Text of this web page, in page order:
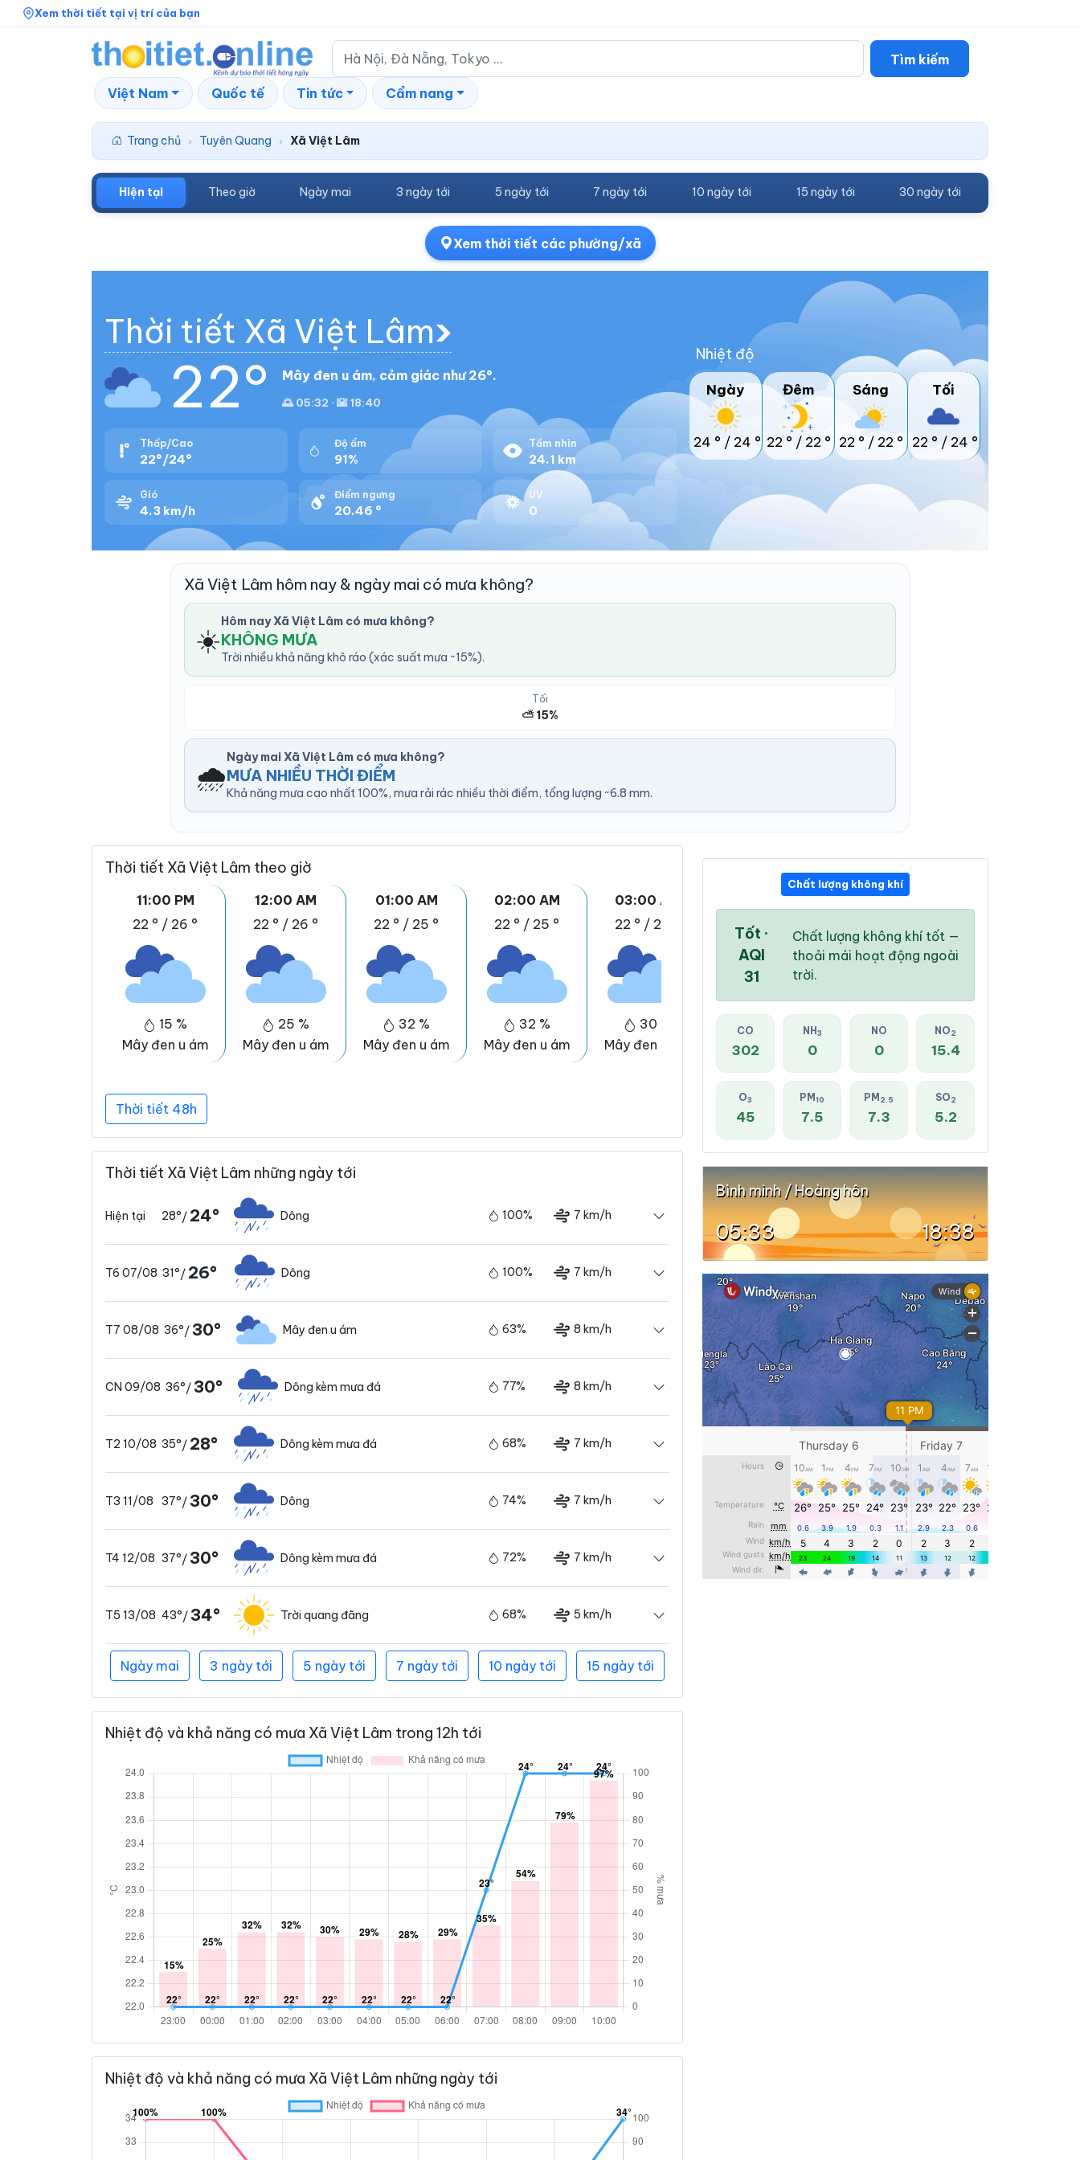
Xem thời tiết tại vị trí của bạn
Tìm kiếm
Việt Nam Quốc tế Tin tức Cẩm nang
Trang chủ › Tuyên Quang › Xã Việt Lâm
Hiện tại Theo giờ Ngày mai 3 ngày tới 5 ngày tới 7 ngày tới 10 ngày tới 15 ngày tới 30 ngày tới
Xem thời tiết các phường/xã
Thời tiết Xã Việt Lâm
22° Mây đen u ám, cảm giác như 26°.
🌅 05:32 · 🌇 18:40
Thấp/Cao
22°/24°
Độ ẩm
91%
Tầm nhìn
24.1 km
Gió
4.3 km/h
Điểm ngưng
20.46 °
UV
0
Nhiệt độ
Ngày
24 ° / 24 °
Đêm
22 ° / 22 °
Sáng
22 ° / 22 °
Tối
22 ° / 24 °
Xã Việt Lâm hôm nay & ngày mai có mưa không?
☀️
Hôm nay Xã Việt Lâm có mưa không?
KHÔNG MƯA
Trời nhiều khả năng khô ráo (xác suất mưa ~15%).
Tối
⛅ 15%
🌧️
Ngày mai Xã Việt Lâm có mưa không?
MƯA NHIỀU THỜI ĐIỂM
Khả năng mưa cao nhất 100%, mưa rải rác nhiều thời điểm, tổng lượng ~6.8 mm.
Thời tiết Xã Việt Lâm theo giờ
11:00 PM
22 ° / 26 °
15 %
Mây đen u ám
12:00 AM
22 ° / 26 °
25 %
Mây đen u ám
01:00 AM
22 ° / 25 °
32 %
Mây đen u ám
02:00 AM
22 ° / 25 °
32 %
Mây đen u ám
03:00 AM
22 ° / 25 °
30 %
Mây đen u ám
04:00 AM
22 °
Mây đen u ám
05:00 AM
28 %
Mây đen u ám
Thời tiết 48h
Thời tiết Xã Việt Lâm những ngày tới
Hiện tại 28°/ 24° Dông 100% 7 km/h
T6 07/08 31°/ 26° Dông 100% 7 km/h
T7 08/08 36°/30° Mây đen u ám 63% 8 km/h
CN 09/08 36°/30° Dông kèm mưa đá 77% 8 km/h
T2 10/08 35°/ 28° Dông kèm mưa đá 68% 7 km/h
T3 11/08 37°/30° Dông 74% 7 km/h
T4 12/08 37°/30° Dông kèm mưa đá 72% 7 km/h
T5 13/08 43°/34° Trời quang đãng 68% 5 km/h
Ngày mai 3 ngày tới 5 ngày tới 7 ngày tới 10 ngày tới 15 ngày tới
Nhiệt độ và khả năng có mưa Xã Việt Lâm trong 12h tới
Nhiệt độ và khả năng có mưa Xã Việt Lâm những ngày tới
Chất lượng không khí
Tốt ·
AQI
31
Chất lượng không khí tốt —
thoải mái hoạt động ngoài
trời.
CO
302
NH 3
0
NO
0
NO2
15.4
O3
45
PM 10
7.5
PM 2.5
7.3
SO2
5.2
Bình minh / Hoàng hôn
05:33 18:38